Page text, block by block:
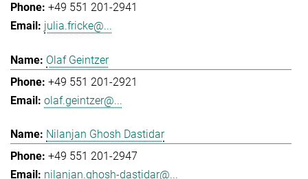
+49 551 201-2941
julia.fricke@...
Olaf Geintzer
+49 551 201-2921
olaf.geintzer@...
Nilanjan Ghosh Dastidar
+49 551 201-2947
nilanjan.ghosh-dastidar@...